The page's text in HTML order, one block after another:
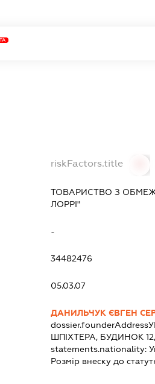
riskFactors.title
ТОВАРИСТВО З
ЛОРРІ"
-
34482476
05.03.07
ДАНИЛЬЧУК ЄВГЕН
dossier.founderAddress
ШПІХТЕРА, БУДИНОК
statements.nationality:
Розмір внеску до